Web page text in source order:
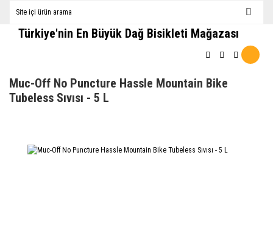
Türkiye'nin En Büyük Dağ Bisikleti Mağazası
Muc-Off No Puncture Hassle Mountain Bike
Tubeless Sıvısı - 5 L